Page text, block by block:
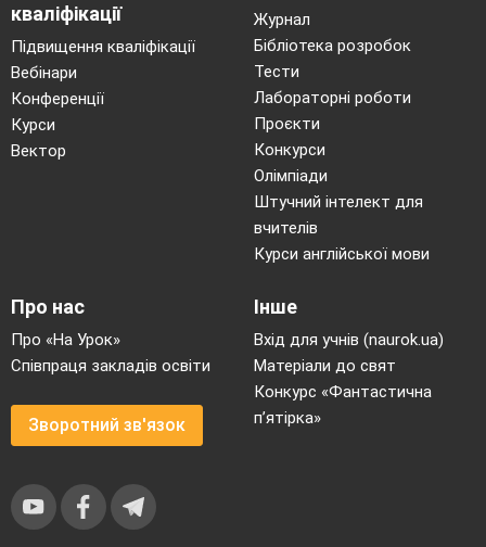
кваліфікації
Підвищення кваліфікації
Вебінари
Конференції
Курси
Вектор
Журнал
Бібліотека розробок
Тести
Лабораторні роботи
Проєкти
Конкурси
Олімпіади
Штучний інтелект для
вчителів
Курси англійської мови
Про нас
Про «На Урок»
Співпраця закладів освіти
Зворотний зв'язок
Інше
Вхід для учнів (naurok.ua)
Матеріали до свят
Конкурс «Фантастична
п’ятірка»